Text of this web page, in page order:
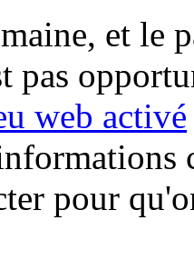
et le
pas
web activé
pour